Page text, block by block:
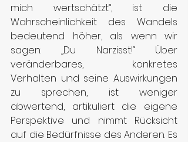
mich wertschätzt“, ist die
Wahrscheinlichkeit des Wandels
bedeutend höher, als wenn wir
sagen: „Du Narzisst!“ Über
veränderbares, konkretes
Verhalten und seine Auswirkungen
zu sprechen, ist weniger
abwertend, artikuliert die eigene
Perspektive und nimmt Rücksicht
auf die Bedürfnisse des Anderen. Es